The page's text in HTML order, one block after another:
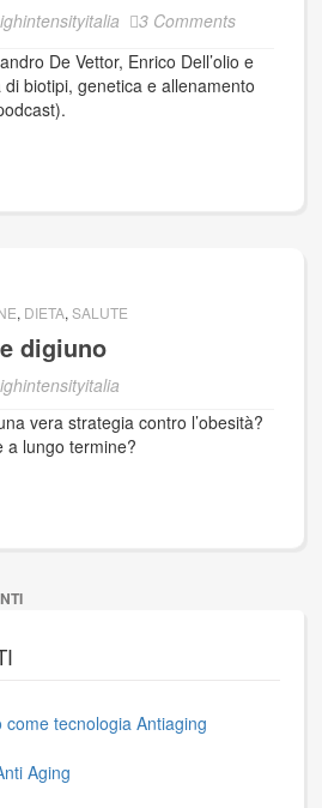
3 Comments
De Vettor, Enrico Dell’olio e
biotipi, genetica e allenamento
, DIETA, SALUTE
digiuno
vera strategia contro l’obesità?
a lungo termine?
tecnologia Antiaging
Aging